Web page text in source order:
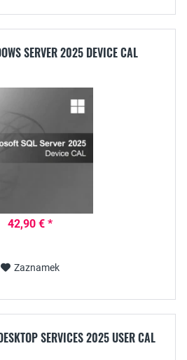
SERVER 2025 DEVICE CAL
42,90 € *
Zaznamek
SERVICES 2025 USER CAL